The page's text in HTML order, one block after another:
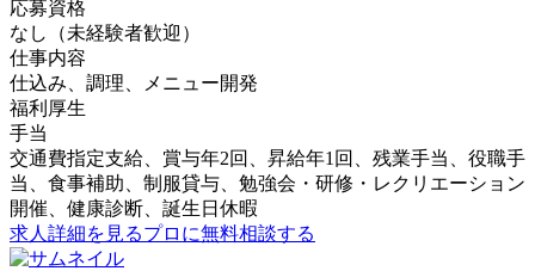
応募資格
なし（未経験者歓迎）
仕事内容
仕込み、調理、メニュー開発
福利厚生
手当
交通費指定支給、賞与年2回、昇給年1回、残業手当、役職手
当、食事補助、制服貸与、勉強会・研修・レクリエーション
開催、健康診断、誕生日休暇
求人詳細を見るプロに無料相談する